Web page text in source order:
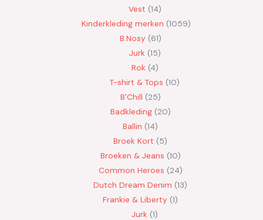
Vest 14
Kinderkleding merken 1059
B.Nosy 61
Jurk 15
Rok 4
T-shirt & Tops 10
B'Chill 25
Badkleding 20
Ballin 14
Broek Kort 5
Broeken & Jeans 10
Common Heroes 24
Dutch Dream Denim 13
Frankie & Liberty 1
Jurk 1